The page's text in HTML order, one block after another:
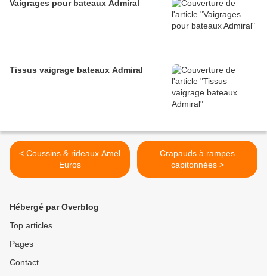
Vaigrages pour bateaux Admiral
Tissus vaigrage bateaux Admiral
< Coussins & rideaux Amel
Euros
Crapauds à rampes
capitonnées >
Hébergé par Overblog
Top articles
Pages
Contact